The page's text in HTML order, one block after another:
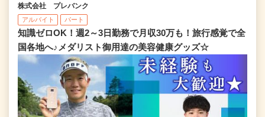
株式会社 プレバンク
アルバイト パート
知識ゼロOK！週2～3日勤務で月収30万も！旅行感覚で全
国各地へ♪メダリスト御用達の美容健康グッズ☆